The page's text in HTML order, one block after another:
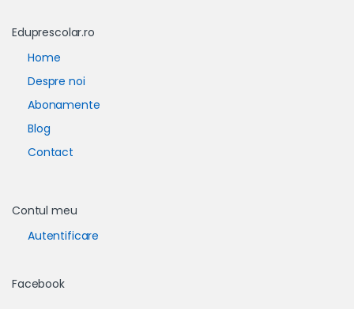
Eduprescolar.ro
Home
Despre noi
Abonamente
Blog
Contact
Contul meu
Autentificare
Facebook